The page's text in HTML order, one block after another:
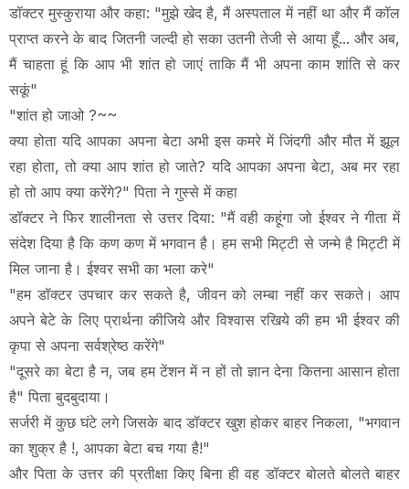
डॉक्टर मुस्कुराया और कहा: "मुझे खेद है, मैं अस्पताल में नहीं था और मैं कॉल
प्राप्त करने के बाद जितनी जल्दी हो सका उतनी तेजी से आया हूँ... और अब,
मैं चाहता हूं कि आप भी शांत हो जाएं ताकि मैं भी अपना काम शांति से कर
सकूं"
"शांत हो जाओ ?~~
क्या होता यदि आपका अपना बेटा अभी इस कमरे में जिंदगी और मौत में झूल
रहा होता, तो क्या आप शांत हो जाते? यदि आपका अपना बेटा, अब मर रहा
हो तो आप क्या करेंगे?" पिता ने गुस्से में कहा
डॉक्टर ने फिर शालीनता से उत्तर दिया: "मैं वही कहूंगा जो ईश्वर ने गीता में
संदेश दिया है कि कण कण में भगवान है। हम सभी मिट्टी से जन्मे है मिट्टी में
मिल जाना है। ईश्वर सभी का भला करे"
"हम डॉक्टर उपचार कर सकते है, जीवन को लम्बा नहीं कर सकते। आप
अपने बेटे के लिए प्रार्थना कीजिये और विश्वास रखिये की हम भी ईश्वर की
कृपा से अपना सर्वश्रेष्ठ करेंगे"
"दूसरे का बेटा है न, जब हम टेंशन में न हों तो ज्ञान देना कितना आसान होता
है" पिता बुदबुदाया।
सर्जरी में कुछ घंटे लगे जिसके बाद डॉक्टर खुश होकर बाहर निकला, "भगवान
का शुक्र है !, आपका बेटा बच गया है!"
और पिता के उत्तर की प्रतीक्षा किए बिना ही वह डॉक्टर बोलते बोलते बाहर